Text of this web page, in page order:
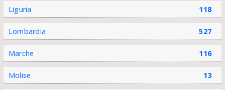
Liguria 118
Lombardia 527
Marche 116
Molise 13